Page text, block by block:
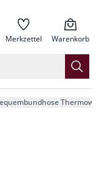
Merkzettel Warenkorb